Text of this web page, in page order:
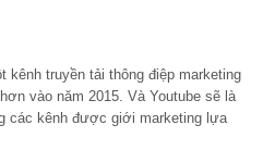
truyền tải thông điệp marketing
vào năm 2015. Và Youtube sẽ là
các kênh được giới marketing lựa